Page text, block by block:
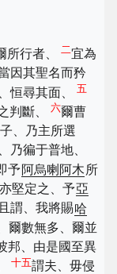
所行者、 二宜為
因其聖名而矜
恒尋其面、 五
判斷、 六爾曹
、乃主所選
乃徧于普地、
予阿烏喇阿木 所
堅定之、予亞
且謂、我將賜哈
爾數無多、爾並
邦、由是國至異
十五謂夫、毋侵